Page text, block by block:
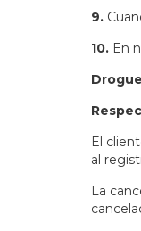
9.
10. En
El
al
La